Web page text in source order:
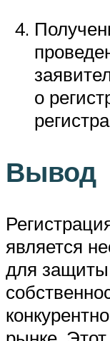
о
Вывод
является
для защиты